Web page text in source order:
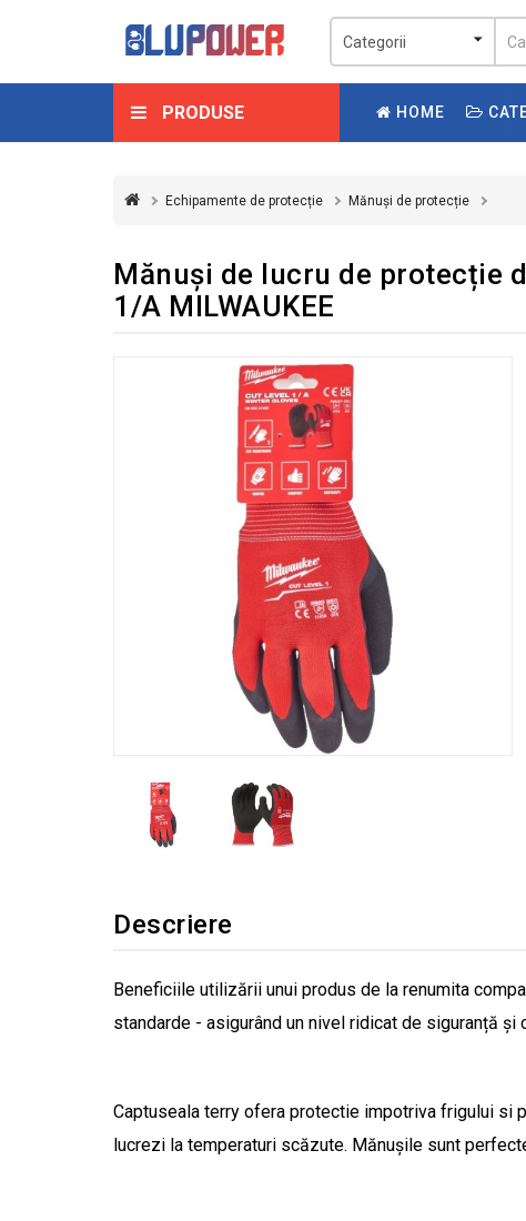
PRODUSE HOME
Echipamente de protecție Mănuși de protecție
Mănuși de lucru de protecție
1/A MILWAUKEE
Descriere
Beneficiile utilizării unui produs de la renumita
standarde - asigurând un nivel ridicat de siguranță și
Captuseala terry ofera protectie impotriva frigului si
lucrezi la temperaturi scăzute. Mănușile sunt